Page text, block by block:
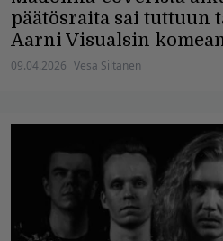
päätösraita sai tuttuun
Aarni Visualsin
09.04.2026 Vesa Siltanen